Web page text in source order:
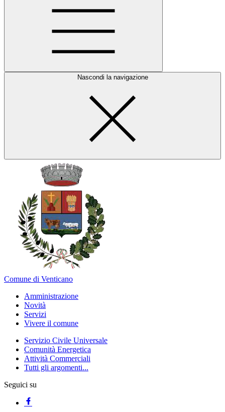
Nascondi la navigazione
Comune di Venticano
Amministrazione
Novità
Servizi
Vivere il comune
Servizio Civile Universale
Comunità Energetica
Attività Commerciali
Tutti gli argomenti...
Seguici su